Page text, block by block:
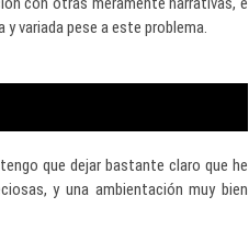
variada pese a este problema.
que dejar bastante claro que he
y una ambientación muy bien